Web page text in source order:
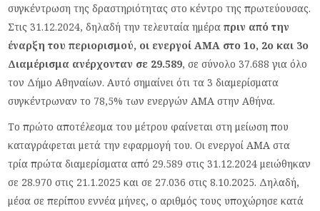
συγκέντρωση της δραστηριότητας στο κέντρο της πρωτεύουσας.
Στις 31.12.2024, δηλαδή την τελευταία ημέραπριν από την
έναρξη του περιορισμού, οι ενεργοί ΑΜΑ στο 1ο, 2ο και 3ο
Διαμέρισμα ανέρχονταν σε 29.589, σε σύνολο 37.688 για όλο
τον Δήμο Αθηναίων. Αυτό σημαίνει ότι τα 3 διαμερίσματα
συγκέντρωναν το 78,5% των ενεργών ΑΜΑ στην Αθήνα.
Το πρώτο αποτέλεσμα του μέτρου φαίνεται στη μείωση που
καταγράφεται μετά την εφαρμογή του. Οι ενεργοί ΑΜΑ στα
τρία πρώτα διαμερίσματα από 29.589 στις 31.12.2024 μειώθηκαν
σε 28.970 στις 21.1.2025 και σε 27.036 στις 8.10.2025. Δηλαδή,
μέσα σε περίπου εννέα μήνες, ο αριθμός τους υποχώρησε κατά